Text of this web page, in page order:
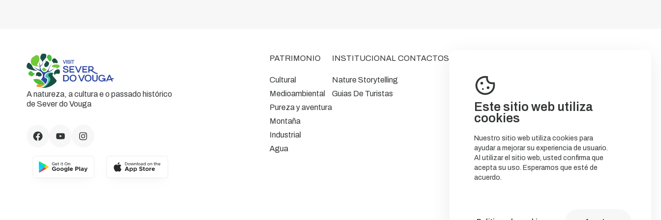
Este sitio web utiliza
cookies
Nuestro sitio web utiliza cookies para
ayudar a mejorar su experiencia de usuario.
Al utilizar el sitio web, usted confirma que
acepta su uso. Esperamos que esté de
acuerdo.
A natureza, a cultura e o passado histórico
de Sever do Vouga
PATRIMONIO
Cultural
Medioambiental
Pureza y aventura
Montaña
Industrial
Agua
INSTITUCIONAL
Nature Storytelling
Guias De Turistas
CONTACTOS